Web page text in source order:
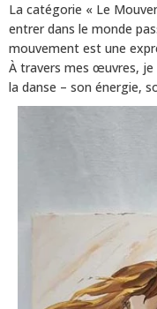
La catégorie « Le
entrer dans le monde
mouvement est une
À travers mes œuvres, je
la danse – son énergie,